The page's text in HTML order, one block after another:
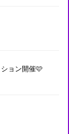
ョン開催🩷